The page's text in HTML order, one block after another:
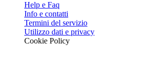
Help e Faq
Info e contatti
Termini del servizio
Utilizzo dati e privacy
Cookie Policy